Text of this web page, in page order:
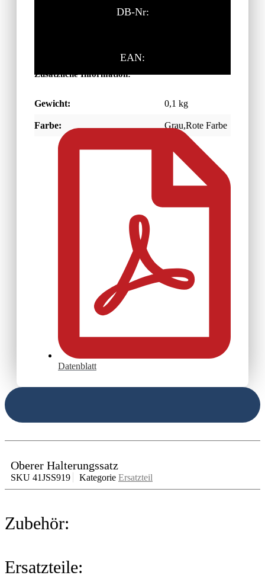
DB-Nr:
EAN:
Zusätzliche Information:
Gewicht: 0,1 kg
Farbe: Grau,Rote Farbe
Datenblatt
Oberer Halterungssatz
SKU 41JSS919 Kategorie Ersatzteil
Zubehör:
Ersatzteile: